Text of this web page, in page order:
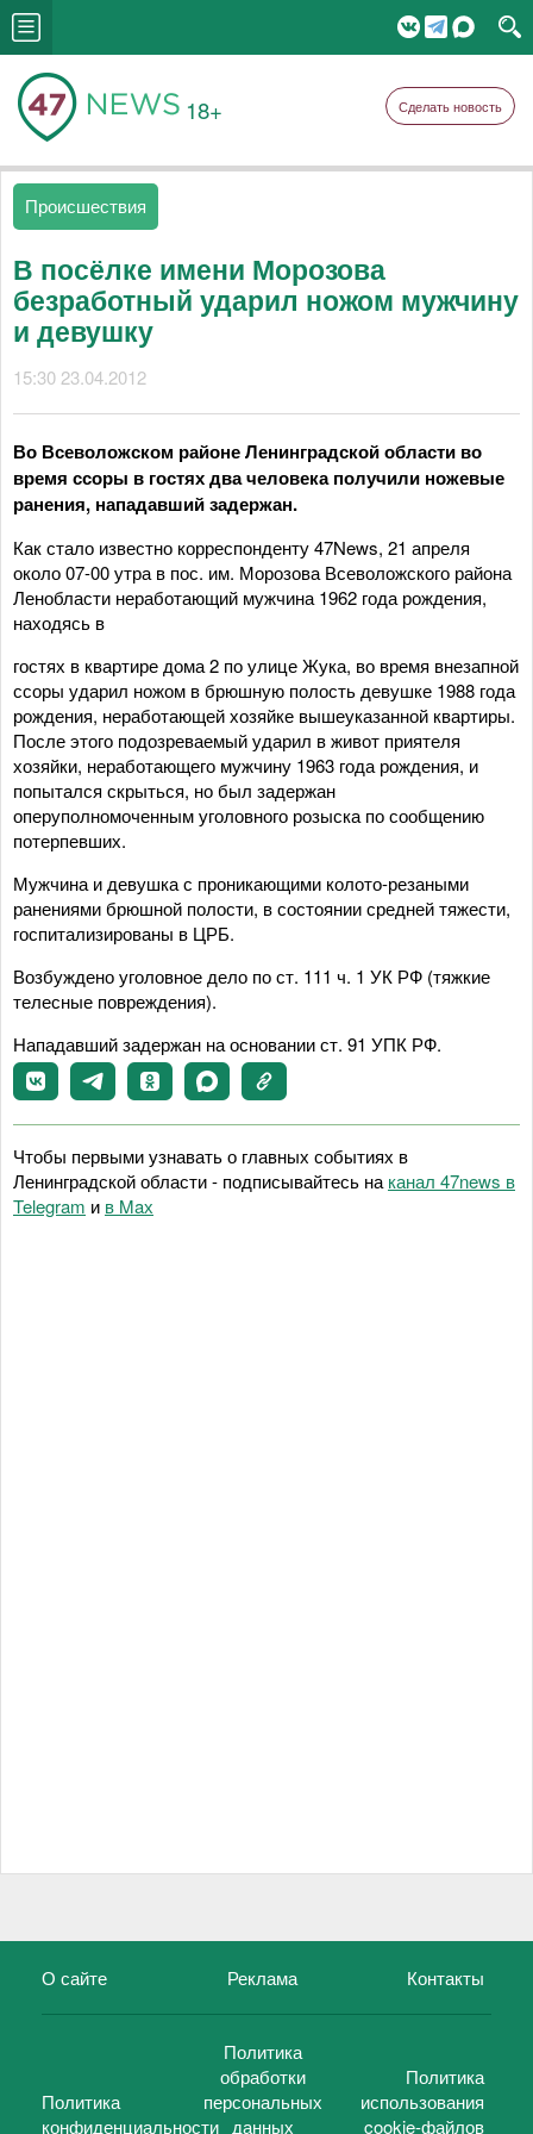
18+ Сделать новость
Происшествия
В посёлке имени Морозова
безработный ударил ножом мужчину
и девушку
15:30 23.04.2012
Во Всеволожском районе Ленинградской области во
время ссоры в гостях два человека получили ножевые
ранения, нападавший задержан.
Как стало известно корреспонденту 47News, 21 апреля
около 07-00 утра в пос. им. Морозова Всеволожского района
Ленобласти неработающий мужчина 1962 года рождения,
находясь в
гостях в квартире дома 2 по улице Жука, во время внезапной
ссоры ударил ножом в брюшную полость девушке 1988 года
рождения, неработающей хозяйке вышеуказанной квартиры.
После этого подозреваемый ударил в живот приятеля
хозяйки, неработающего мужчину 1963 года рождения, и
попытался скрыться, но был задержан
оперуполномоченным уголовного розыска по сообщению
потерпевших.
Мужчина и девушка с проникающими колото-резаными
ранениями брюшной полости, в состоянии средней тяжести,
госпитализированы в ЦРБ.
Возбуждено уголовное дело по ст. 111 ч. 1 УК РФ (тяжкие
телесные повреждения).
Нападавший задержан на основании ст. 91 УПК РФ.
Чтобы первыми узнавать о главных событиях в
Ленинградской области - подписывайтесь на канал 47news в
Telegram и в Maх
О сайте Реклама Контакты
Политика
конфиденциальности
Политика
обработки
персональных
данных
Политика
использования
cookie-файлов